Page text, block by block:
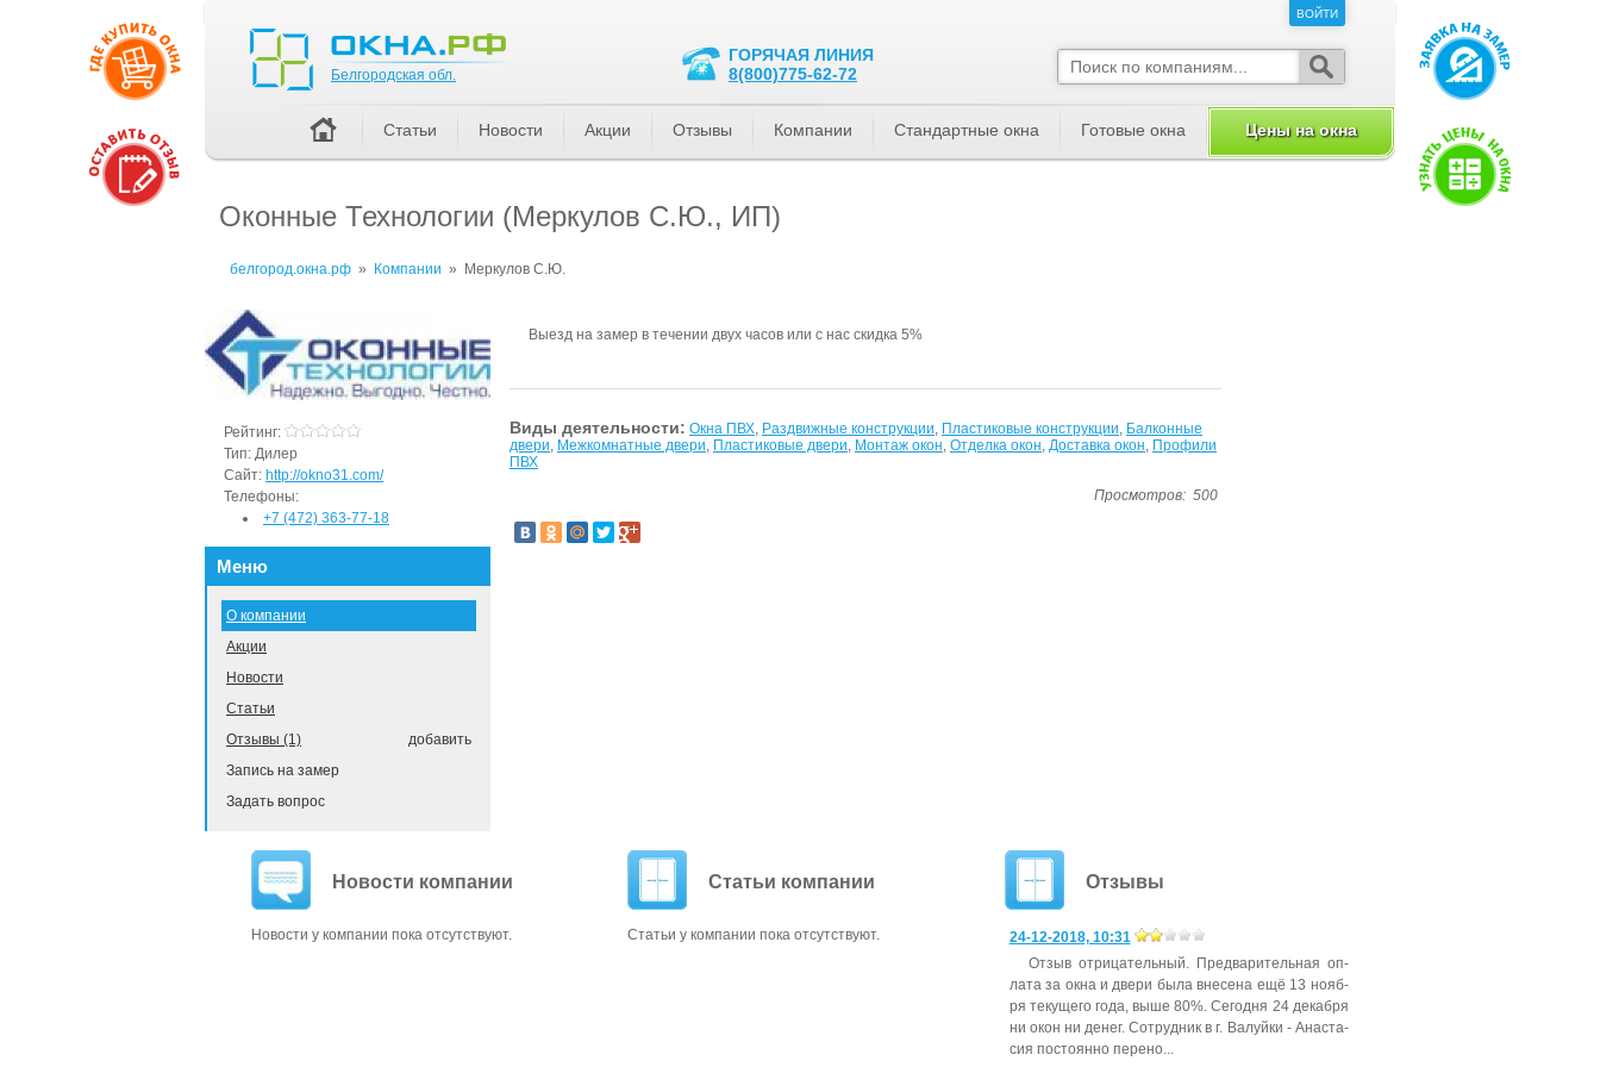
Оконные Технологии (Меркулов С.Ю., ИП)
белгород.окна.рф » Компании » Меркулов С.Ю.
Выезд на замер в течении двух часов или с нас скидка 5%
Виды деятельности: Окна ПВХ, Раздвижные конструкции, Пластиковые конструкции, Балконные
двери, Межкомнатные двери, Пластиковые двери, Монтаж окон, Отделка окон, Доставка окон, Профили
ПВХ
Просмотров: 500
Рейтинг:
Тип: Дилер
Сайт: http://okno31.com/
Телефоны:
+7 (472) 363-77-18
Меню
О компании
Акции
Новости
Статьи
добавить
Отзывы (1)
Запись на замер
Задать вопрос
Новости компании
Новости у компании пока отсутствуют.
Статьи компании
Статьи у компании пока отсутствуют.
Отзывы
24-12-2018, 10:31
От­зыв от­ри­цатель­ный. Пред­ва­ритель­ная оп­
ла­та за ок­на и две­ри бы­ла вне­сена ещё 13 но­яб­
ря те­куще­го го­да, вы­ше 80%. Се­год­ня 24 де­каб­ря
ни окон ни де­нег. Сот­рудник в г. Ва­луй­ки - Анас­та­
сия пос­то­ян­но пе­рено...
ВОЙТИ
Белгородская обл.
ГОРЯЧАЯ ЛИНИЯ
8(800)775-62-72
Статьи Новости Акции Отзывы Компании Стандартные окна Готовые окна Цены на окна
ВОЙТИ